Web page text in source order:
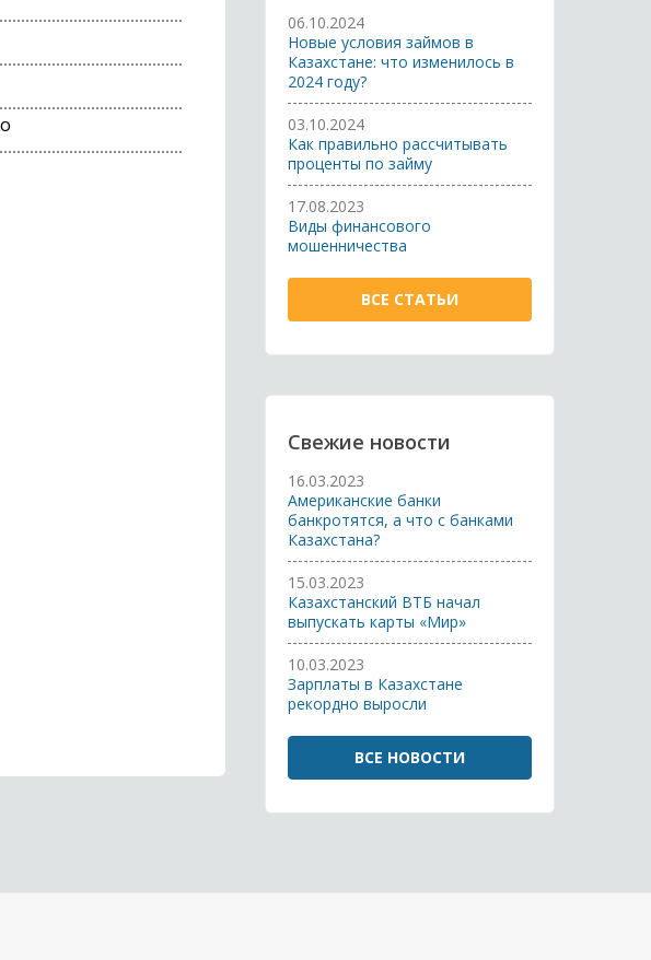
06.10.2024
Новые условия займов в
Казахстане: что изменилось в
2024 году?
03.10.2024
Как правильно рассчитывать
проценты по займу
17.08.2023
Виды финансового
мошенничества
ВСЕ СТАТЬИ
Свежие новости
16.03.2023
Американские банки
банкротятся, а что с банками
Казахстана?
15.03.2023
Казахстанский ВТБ начал
выпускать карты «Мир»
10.03.2023
Зарплаты в Казахстане
рекордно выросли
ВСЕ НОВОСТИ